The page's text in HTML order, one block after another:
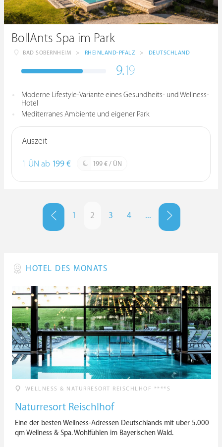
BollAnts Spa im Park
BAD SOBERNHEIM > RHEINLAND-PFALZ > DEUTSCHLAND
9.19
Moderne Lifestyle-Variante eines Gesundheits- und Wellness-
Hotel
Mediterranes Ambiente und eigener Park
Auszeit
1 ÜN ab 199 € 199 € / ÜN
1 2 3 4 ...
HOTEL DES MONATS
WELLNESS & NATURRESORT REISCHLHOF ****S
Naturresort Reischlhof
Eine der besten Wellness-Adressen Deutschlands mit über 5.000
qm Wellness & Spa. Wohlfühlen im Bayerischen Wald.